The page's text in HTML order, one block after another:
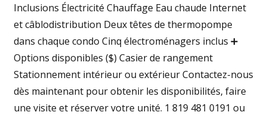
Inclusions Électricité Chauffage Eau chaude Internet
et câblodistribution Deux têtes de thermopompe
dans chaque condo Cinq électroménagers inclus ➕
Options disponibles ($) Casier de rangement
Stationnement intérieur ou extérieur Contactez-nous
dès maintenant pour obtenir les disponibilités, faire
une visite et réserver votre unité. 1 819 481 0191 ou